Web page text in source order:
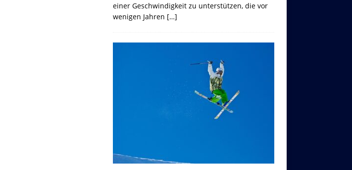
einer Geschwindigkeit zu unterstützen, die vor
wenigen Jahren […]